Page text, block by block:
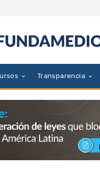
Transparencia